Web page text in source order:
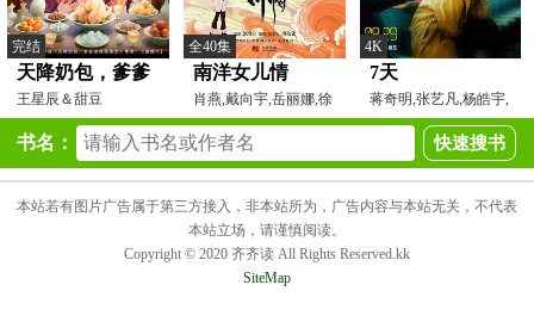
完结
天降奶包，爹爹
说我是条龙
王星辰＆甜豆
全40集
南洋女儿情
肖燕,戴向宇,岳丽娜,徐
梵溪,于非凡
4K
7天
蒋奇明,张艺凡,杨皓宇,
刘丹,郭柯宇,黄米依,
书名：
本站若有图片广告属于第三方接入，非本站所为，广告内容与本站无关，不代表
本站立场，请谨慎阅读。
Copyright © 2020 齐齐读 All Rights Reserved.kk
SiteMap